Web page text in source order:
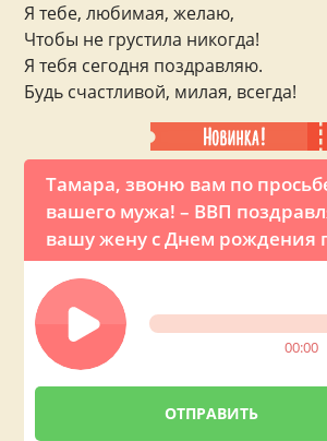
Тамара, звоню вам по
вашего мужа! – ВВП
вашу жену с Днем рождения
телефону
00:00
Я тебе, любимая, желаю,
Чтобы не грустила никогда!
Я тебя сегодня поздравляю.
Будь счастливой, милая, всегда!